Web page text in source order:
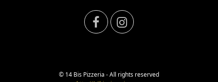
F
© 14 Bis Pizzeria - All rights reserved